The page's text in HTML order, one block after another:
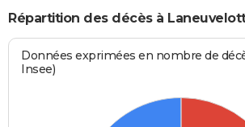
Répartition des décès à
Données exprimées en nombre de
Insee)